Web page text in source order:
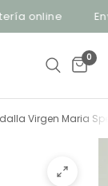
online
0
Virgen Maria